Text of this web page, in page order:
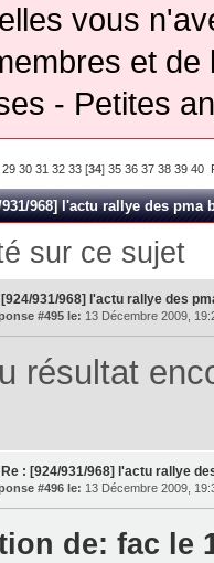
vous
et
- Petites
29 30 31 32 33 [34]35 36 37 38 39 40
968] l'actu rallye des pma
sur ce sujet
[924/931/968] l'actu rallye des
#495 le: 13 Décembre 2009,
résultat
Re : [924/931/968] l'actu rallye
#496 le: 13 Décembre 2009,
de: fac le